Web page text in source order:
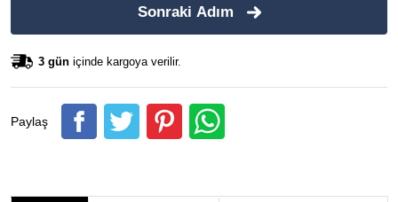
Sonraki Adım
3 gün içinde kargoya verilir.
Paylaş